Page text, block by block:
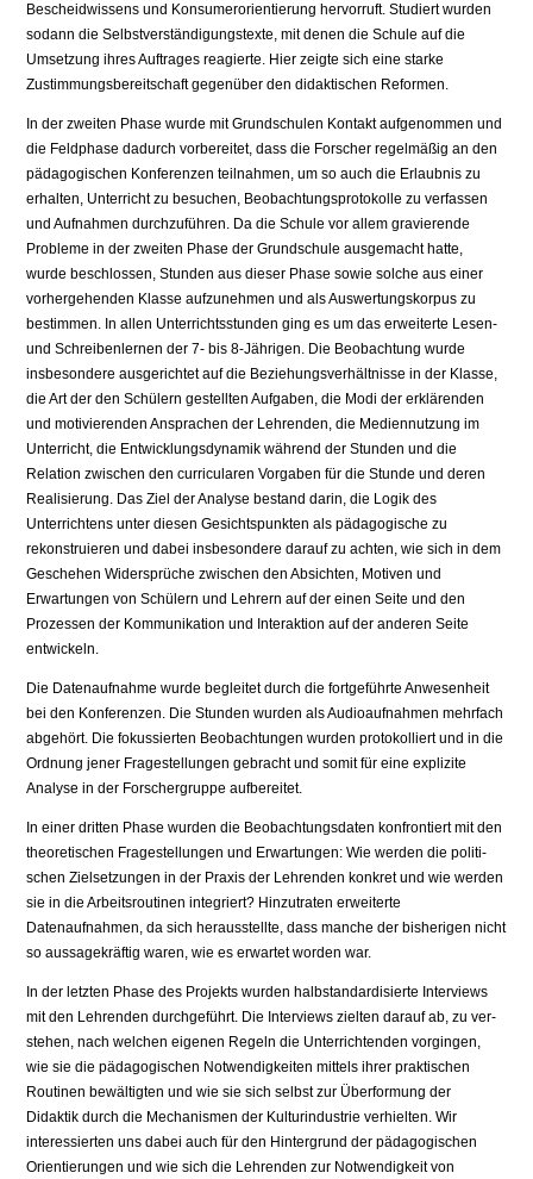
Bescheidwissens und Konsumerorientierung her­vorruft. Studiert wurden
sodann die Selbstverständigungstexte, mit denen die Schule auf die
Umsetzung ihres Auftrages reagierte. Hier zeigte sich eine starke
Zustimmungsbereitschaft gegenüber den didaktischen Reformen.
In der zweiten Phase wurde mit Grundschulen Kontakt aufgenommen und
die Feldphase dadurch vorbereitet, dass die Forscher regelmäßig an den
pädago­gischen Konferenzen teilnahmen, um so auch die Erlaubnis zu
erhalten, Unterricht zu besuchen, Beobachtungsprotokolle zu verfassen
und Aufnahmen durchzuführen. Da die Schule vor allem gravierende
Probleme in der zweiten Phase der Grundschule ausgemacht hatte,
wurde beschlossen, Stunden aus dieser Phase sowie solche aus einer
vorhergehenden Klasse aufzunehmen und als Auswertungskorpus zu
bestimmen. In allen Unterrichtsstunden ging es um das erweiterte Lesen-
und Schreibenlernen der 7- bis 8-Jährigen. Die Be­obachtung wurde
insbesondere ausgerichtet auf die Beziehungsverhältnisse in der Klasse,
die Art der den Schülern gestellten Aufgaben, die Modi der erklä­renden
und motivierenden Ansprachen der Lehrenden, die Mediennutzung im
Unterricht, die Entwicklungsdynamik während der Stunden und die
Relation zwischen den curricularen Vorgaben für die Stunde und deren
Realisierung. Das Ziel der Analyse bestand darin, die Logik des
Unterrichtens unter diesen Gesichtspunkten als pädagogische zu
rekonstruieren und dabei insbesondere darauf zu achten, wie sich in dem
Geschehen Widersprüche zwischen den Absichten, Motiven und
Erwartungen von Schülern und Lehrern auf der ei­nen Seite und den
Prozessen der Kommunikation und Interaktion auf der an­deren Seite
entwickeln.
Die Datenaufnahme wurde begleitet durch die fortgeführte Anwesenheit
bei den Konferenzen. Die Stunden wurden als Audioaufnahmen mehrfach
abgehört. Die fokussierten Beobachtungen wurden protokolliert und in die
Ordnung jener Fragestellungen gebracht und somit für eine explizite
Analyse in der Forschergruppe aufbereitet.
In einer dritten Phase wurden die Beobachtungsdaten konfrontiert mit den
theoretischen Fragestellungen und Erwartungen: Wie werden die politi­
schen Zielsetzungen in der Praxis der Lehrenden konkret und wie werden
sie in die Arbeitsroutinen integriert? Hinzutraten erweiterte
Datenaufnahmen, da sich herausstellte, dass manche der bisherigen nicht
so aussagekräftig waren, wie es erwartet worden war.
In der letzten Phase des Projekts wurden halbstandardisierte Interviews
mit den Lehrenden durchgeführt. Die Interviews zielten darauf ab, zu ver­
stehen, nach welchen eigenen Regeln die Unterrichtenden vorgingen,
wie sie die pädagogischen Notwendigkeiten mittels ihrer praktischen
Routinen bewältigten und wie sie sich selbst zur Überformung der
Didaktik durch die Mechanismen der Kulturindustrie verhielten. Wir
interessierten uns dabei auch für den Hintergrund der pädagogischen
Orientierungen und wie sich die Lehrenden zur Notwendigkeit von